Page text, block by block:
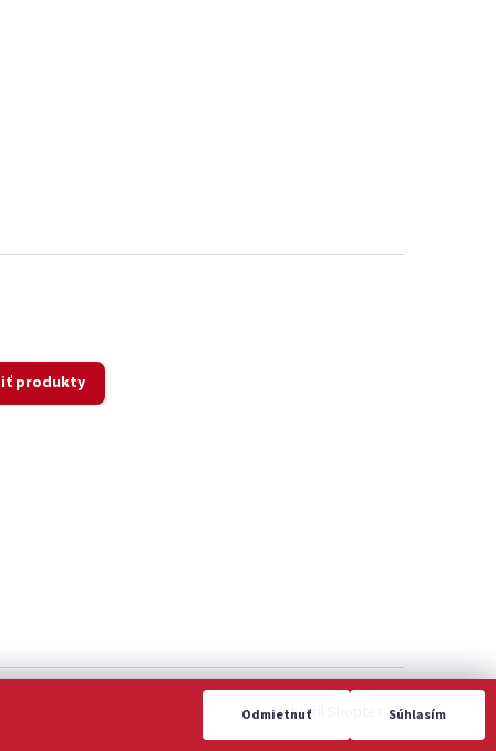
Odmietnuť Súhlasím
produkty
Vytvoril Shoptet